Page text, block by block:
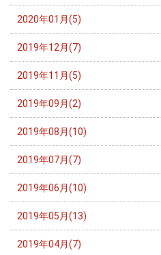
2020年01月(5)
2019年12月(7)
2019年11月(5)
2019年09月(2)
2019年08月(10)
2019年07月(7)
2019年06月(10)
2019年05月(13)
2019年04月(7)